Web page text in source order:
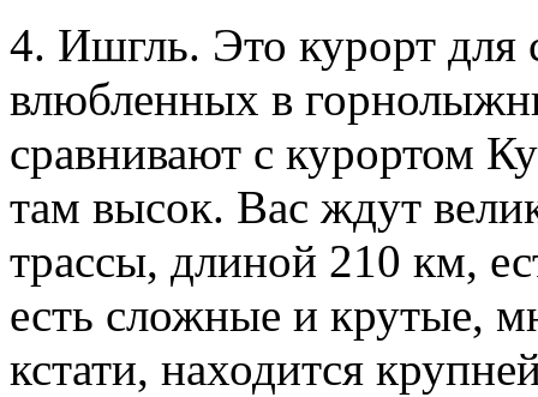
4. Ишгль. Это курорт для
влюбленных в
сравнивают с курортом
там высок. Вас ждут
трассы, длиной 210 км,
есть сложные и крутые,
кстати, находится